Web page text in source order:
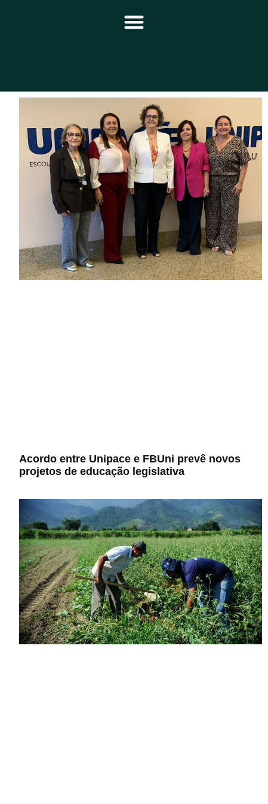
Principal
Notícias
Programação
Equipe
Contato
Sobre
Acordo entre Unipace e FBUni prevê novos
projetos de educação legislativa